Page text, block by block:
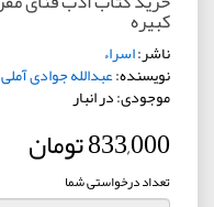
کبیره
ناشر:اسراء
نویسنده:عبدالله جوادی آملی
موجودی: در انبار
833,000 تومان
تعداد درخواستی شما